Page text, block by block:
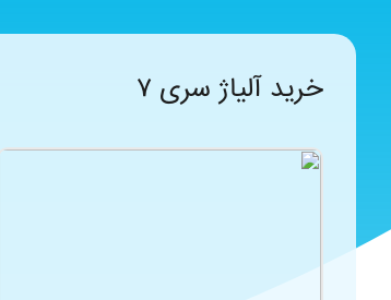
خرید آلیاژ سری ۷